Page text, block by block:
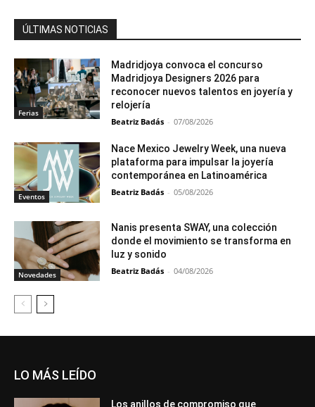
ÚLTIMAS NOTICIAS
Ferias
Madridjoya convoca el concurso
Madridjoya Designers 2026 para
reconocer nuevos talentos en joyería y
relojería
Beatriz Badás - 07/08/2026
Eventos
Nace Mexico Jewelry Week, una nueva
plataforma para impulsar la joyería
contemporánea en Latinoamérica
Beatriz Badás - 05/08/2026
Novedades
Nanis presenta SWAY, una colección
donde el movimiento se transforma en
luz y sonido
Beatriz Badás - 04/08/2026
LO MÁS LEÍDO
Los anillos de compromiso que